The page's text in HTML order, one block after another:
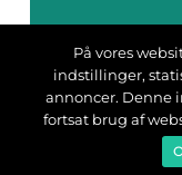
På vores
indstillinger,
annoncer. Denne
fortsat brug af